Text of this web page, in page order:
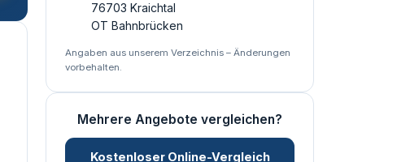
76703 Kraichtal
OT Bahnbrücken
Angaben aus unserem Verzeichnis – Änderungen
vorbehalten.
Mehrere Angebote vergleichen?
Kostenloser Online-Vergleich